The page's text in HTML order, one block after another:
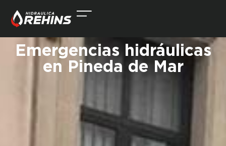
Emergencias hidráulicas
en Pineda de Mar